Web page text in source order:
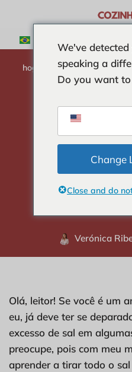
al
contenido
hogar CURIOSIDADES-
al bacalao con
Verónica
Olá, leitor! Se você é um
eu, já deve ter se
excesso de sal em
preocupe, pois com meu
aprender a tirar todo o
We've
speaking a
Do you want
Change
Close and do